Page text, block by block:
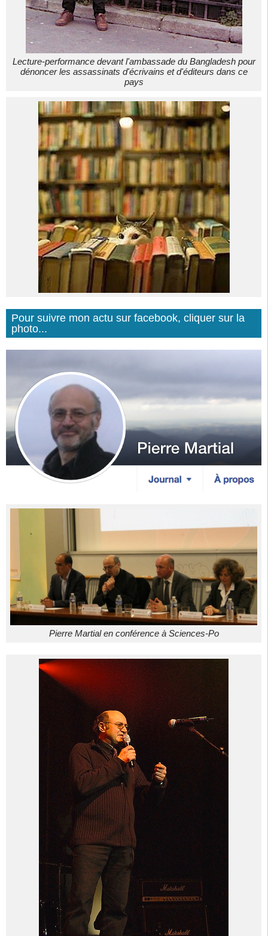
Lecture-performance devant l'ambassade du Bangladesh pour
dénoncer les assassinats d'écrivains et d'éditeurs dans ce
pays
Pour suivre mon actu sur facebook, cliquer sur la
photo...
Pierre Martial en conférence à Sciences-Po